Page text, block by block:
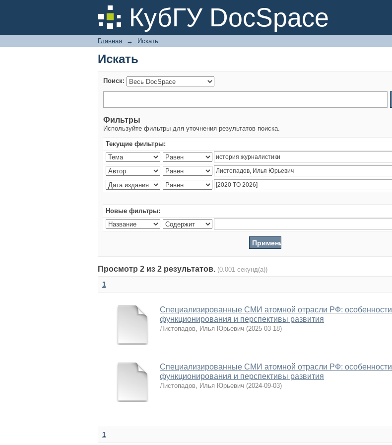
КубГУ DocSpace
Искать
Главная → Искать
Искать
Поиск:
Фильтры
Используйте фильтры для уточнения результатов поиска.
Текущие фильтры:
Новые фильтры:
Просмотр 2 из 2 результатов. (0.001 секунд(а))
1
Специализированные СМИ атомной отрасли РФ: особенности
функционирования и перспективы развития
Листопадов, Илья Юрьевич (2025-03-18)
Специализированные СМИ атомной отрасли РФ: особенности
функционирования и перспективы развития
Листопадов, Илья Юрьевич (2024-09-03)
1